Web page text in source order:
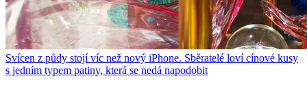
Svícen z půdy stojí víc než nový iPhone. Sběratelé loví cínové kusy
s jedním typem patiny, která se nedá napodobit